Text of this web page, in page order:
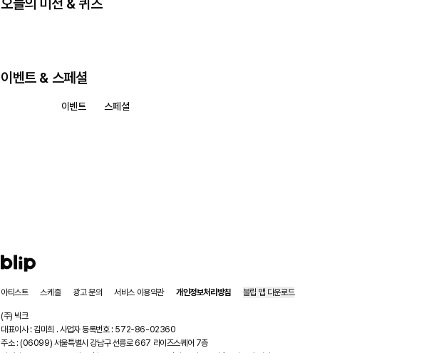
오늘의 미션 & 퀴즈
이벤트 & 스페셜
이벤트 스페셜
아티스트 스케줄 광고 문의 서비스 이용약관 개인정보처리방침 블립 앱 다운로드
(주) 빅크
대표이사 : 김미희 . 사업자 등록번호 : 572-86-02360
주소 : (06099) 서울특별시 강남구 선릉로 667 라이즈스퀘어 7층